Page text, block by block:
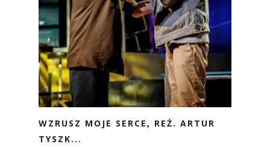
WZRUSZ MOJE SERCE, REŻ. ARTUR
TYSZK...